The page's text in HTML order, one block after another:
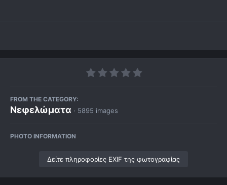
FROM THE CATEGORY:
Νεφελώματα · 5895 images
PHOTO INFORMATION
Δείτε πληροφορίες EXIF της φωτογραφίας